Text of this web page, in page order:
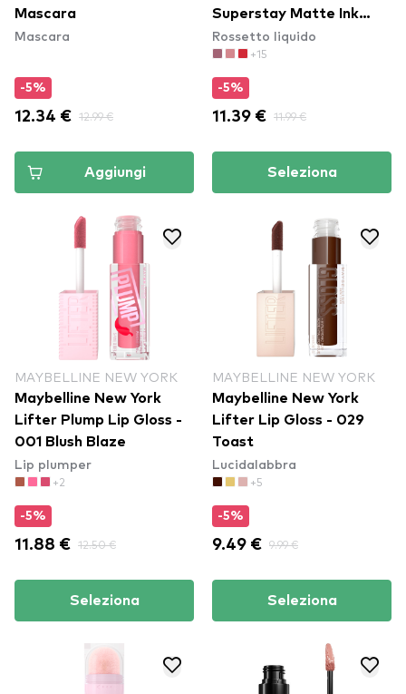
Mascara
Mascara
-5%
12.34 € 12.99 €
Aggiungi
Superstay Matte Ink
Liquid Lipstick - 180
Revolutionary
Rossetto liquido
+15
-5%
11.39 € 11.99 €
Seleziona
MAYBELLINE NEW YORK
Maybelline New York
Lifter Plump Lip Gloss -
001 Blush Blaze
Lip plumper
+2
-5%
11.88 € 12.50 €
Seleziona
MAYBELLINE NEW YORK
Maybelline New York
Lifter Lip Gloss - 029
Toast
Lucidalabbra
+5
-5%
9.49 € 9.99 €
Seleziona